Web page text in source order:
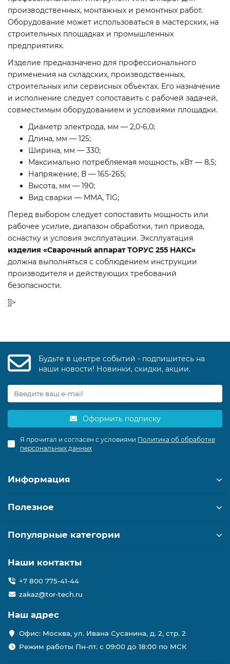
производственных, монтажных и ремонтных работ.
Оборудование может использоваться в мастерских, на
строительных площадках и промышленных
предприятиях.
Изделие предназначено для профессионального
применения на складских, производственных,
строительных или сервисных объектах. Его назначение
и исполнение следует сопоставить с рабочей задачей,
совместимым оборудованием и условиями площадки.
Диаметр электрода, мм — 2,0-6,0;
Длина, мм — 125;
Ширина, мм — 330;
Максимально потребляемая мощность, кВт — 8,5;
Напряжение, В — 165-265;
Высота, мм — 190;
Вид сварки — ММА, TIG;
Перед выбором следует сопоставить мощность или
рабочее усилие, диапазон обработки, тип привода,
оснастку и условия эксплуатации. Эксплуатация
изделия «Сварочный аппарат ТОРУС 255 НАКС»
должна выполняться с соблюдением инструкции
производителя и действующих требований
безопасности.
]]>
Будьте в центре событий - подпишитесь на
наши новости! Новинки, скидки, акции.
Оформить подписку
Я прочитал и согласен с условиями Политика об обработке
персональных данных
Информация
Полезное
Популярные категории
Наши контакты
+7 800 775-41-44
zakaz@tor-tech.ru
Наш адрес
Офис: Москва, ул. Ивана Сусанина, д. 2, стр. 2
Режим работы Пн-пт. с 09:00 до 18:00 по МСК